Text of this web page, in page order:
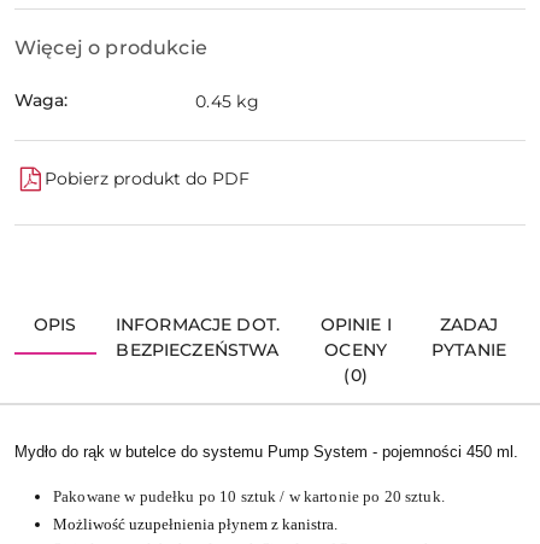
Więcej o produkcie
Waga: 0.45 kg
Pobierz produkt do PDF
OPIS
INFORMACJE DOT.
BEZPIECZEŃSTWA
OPINIE I
OCENY
(0)
ZADAJ
PYTANIE
Mydło do rąk w butelce do systemu Pump System - pojemności 450 ml.
Pakowane w pudełku po 10 sztuk / w kartonie po 20 sztuk.
Możliwość uzupełnienia płynem z kanistra.